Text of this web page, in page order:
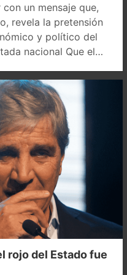
un mensaje que,
revela la pretensión
y político del
nacional Que el…
rojo del Estado fue